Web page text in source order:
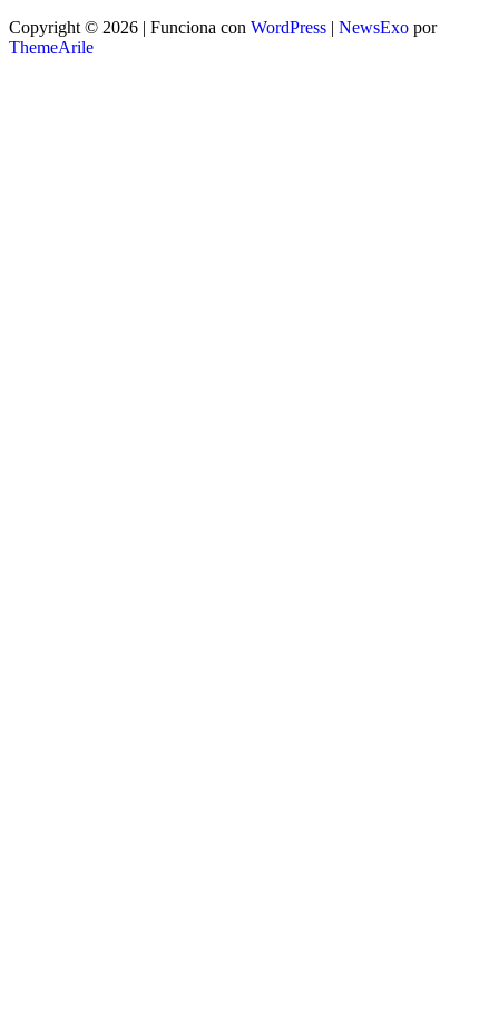
Copyright © 2026 | Funciona con WordPress | NewsExo por
ThemeArile